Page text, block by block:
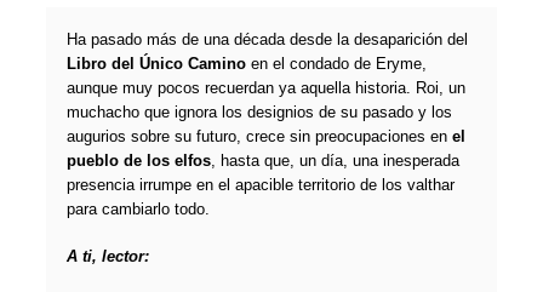
Ha pasado más de una década desde la desaparición del
Libro del Único Caminoen el condado de Eryme,
aunque muy pocos recuerdan ya aquella historia. Roi, un
muchacho que ignora los designios de su pasado y los
augurios sobre su futuro, crece sin preocupaciones en el
pueblo de los elfos, hasta que, un día, una inesperada
presencia irrumpe en el apacible territorio de los valthar
para cambiarlo todo.
A ti, lector: